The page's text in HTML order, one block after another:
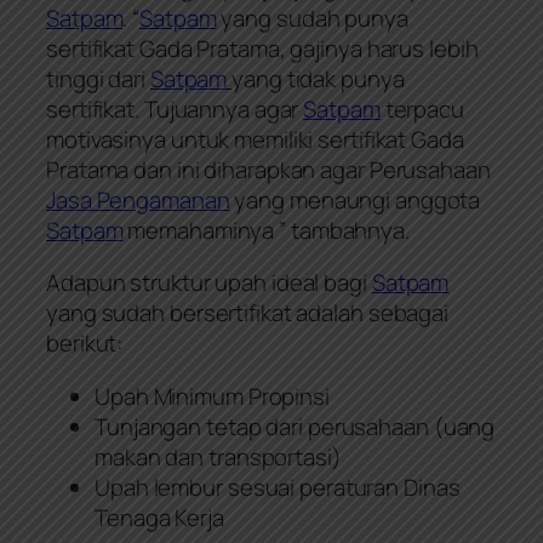
Satpam. “Satpamyang sudah punya
sertifikat Gada Pratama, gajinya harus lebih
tinggi dari Satpamyang tidak punya
sertifikat. Tujuannya agarSatpamterpacu
motivasinya untuk memiliki sertifikat Gada
Pratama dan ini diharapkan agar Perusahaan
Jasa Pengamananyang menaungi anggota
Satpammemahaminya ” tambahnya.
Adapun struktur upah ideal bagi Satpam
yang sudah bersertifikat adalah sebagai
berikut:
Upah Minimum Propinsi
Tunjangan tetap dari perusahaan (uang
makan dan transportasi)
Upah lembur sesuai peraturan Dinas
Tenaga Kerja